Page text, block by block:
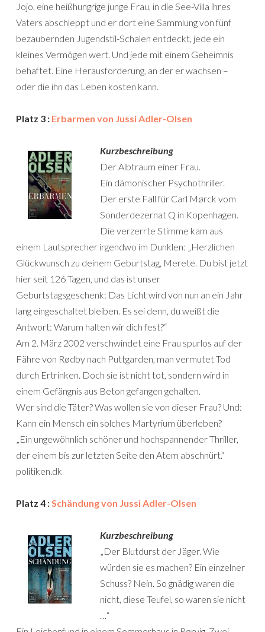
Jojo, eine heißhungrige junge Frau, in die See-Villa ihres
Vaters abschleppt und er dort eine Sammlung von fünf
bezaubernden Jugendstil-Schalen entdeckt, jede ein
kleines Vermögen wert. Und jede mit einem Geheimnis
behaftet. Eine Herausforderung, an der er wachsen –
oder die ihn das Leben kosten kann.
Platz 3 : Erbarmen von Jussi Adler-Olsen
Kurzbeschreibung
Der Albtraum einer Frau.
Ein dämonischer Psychothriller.
Der erste Fall für Carl Mørck vom
Sonderdezernat Q in Kopenhagen.
Die verzerrte Stimme kam aus
einem Lautsprecher irgendwo im Dunklen: „Herzlichen
Glückwunsch zu deinem Geburtstag, Merete. Du bist jetzt
hier seit 126 Tagen, und das ist unser
Geburtstagsgeschenk: Das Licht wird von nun an ein Jahr
lang eingeschaltet bleiben. Es sei denn, du weißt die
Antwort: Warum halten wir dich fest?“
Am 2. März 2002 verschwindet eine Frau spurlos auf der
Fähre von Rødby nach Puttgarden, man vermutet Tod
durch Ertrinken. Doch sie ist nicht tot, sondern wird in
einem Gefängnis aus Beton gefangen gehalten.
Wer sind die Täter? Was wollen sie von dieser Frau? Und:
Kann ein Mensch ein solches Martyrium überleben?
„Ein ungewöhnlich schöner und hochspannender Thriller,
der einem bis zur letzten Seite den Atem abschnürt.“
politiken.dk
Platz 4 :Schändung von Jussi Adler-Olsen
Kurzbeschreibung
„Der Blutdurst der Jäger. Wie
würden sie es machen? Ein einzelner
Schuss? Nein. So gnädig waren die
nicht, diese Teufel, so waren sie nicht
…“